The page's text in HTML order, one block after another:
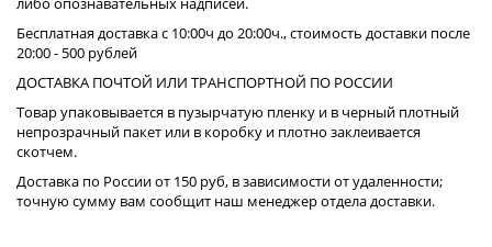
Бесплатная доставка с 10:00ч до 20:00ч., стоимость доставки после
20:00 - 500 рублей
ДОСТАВКА ПОЧТОЙ ИЛИ ТРАНСПОРТНОЙ ПО РОССИИ
Товар упаковывается в пузырчатую пленку и в черный плотный
непрозрачный пакет или в коробку и плотно заклеивается
скотчем.
Доставка по России от 150 руб, в зависимости от удаленности;
точную сумму вам сообщит наш менеджер отдела доставки.